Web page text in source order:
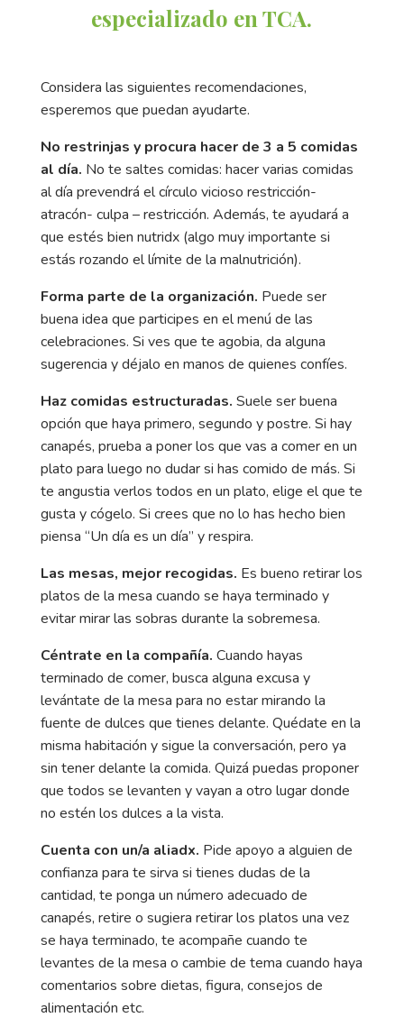
especializado en TCA.
Considera las siguientes recomendaciones,
esperemos que puedan ayudarte.
No restrinjas y procura hacer de 3 a 5 comidas
al día. No te saltes comidas: hacer varias comidas
al día prevendrá el círculo vicioso restricción-
atracón- culpa – restricción. Además, te ayudará a
que estés bien nutridx (algo muy importante si
estás rozando el límite de la malnutrición).
Forma parte de la organización. Puede ser
buena idea que participes en el menú de las
celebraciones. Si ves que te agobia, da alguna
sugerencia y déjalo en manos de quienes confíes.
Haz comidas estructuradas. Suele ser buena
opción que haya primero, segundo y postre. Si hay
canapés, prueba a poner los que vas a comer en un
plato para luego no dudar si has comido de más. Si
te angustia verlos todos en un plato, elige el que te
gusta y cógelo. Si crees que no lo has hecho bien
piensa “Un día es un día” y respira.
Las mesas, mejor recogidas. Es bueno retirar los
platos de la mesa cuando se haya terminado y
evitar mirar las sobras durante la sobremesa.
Céntrate en la compañía. Cuando hayas
terminado de comer, busca alguna excusa y
levántate de la mesa para no estar mirando la
fuente de dulces que tienes delante. Quédate en la
misma habitación y sigue la conversación, pero ya
sin tener delante la comida. Quizá puedas proponer
que todos se levanten y vayan a otro lugar donde
no estén los dulces a la vista.
Cuenta con un/a aliadx. Pide apoyo a alguien de
confianza para te sirva si tienes dudas de la
cantidad, te ponga un número adecuado de
canapés, retire o sugiera retirar los platos una vez
se haya terminado, te acompañe cuando te
levantes de la mesa o cambie de tema cuando haya
comentarios sobre dietas, figura, consejos de
alimentación etc.